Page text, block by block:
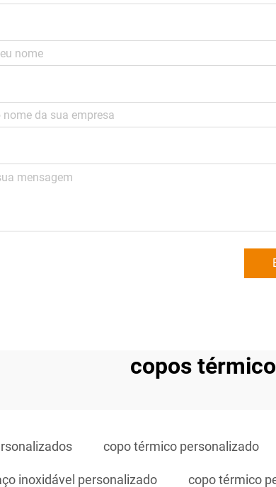
copos
copo térmico personalizado
inoxidável personalizado copo térmico